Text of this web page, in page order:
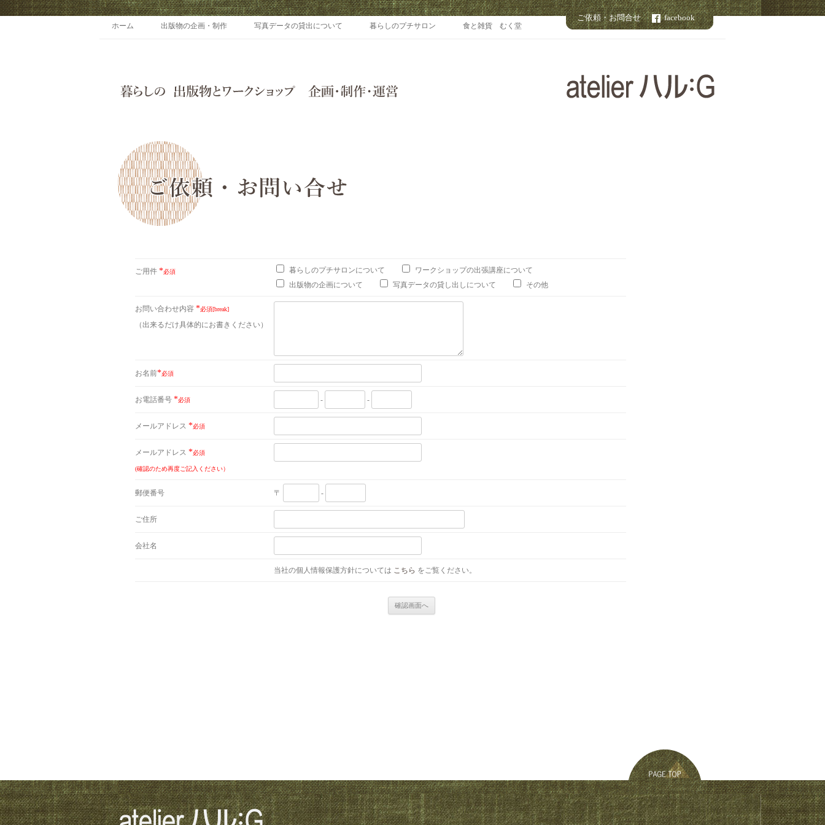
ご依頼・お問合せ facebook
Skip to content
ホーム 出版物の企画・制作 写真データの貸出について 暮らしのプチサロン 食と雑貨 むく堂
ご用件 *必須 暮らしのプチサロンについて
ワークショップの出張講座について
出版物の企画について
写真データの貸し出しについて その他
お問い合わせ内容 *必須[break]
（出来るだけ具体的にお書きください）
お名前*必須
お電話番号 *必須 - -
メールアドレス *必須
メールアドレス *必須
(確認のため再度ご記入ください）
郵便番号 〒 -
ご住所
会社名
当社の個人情報保護方針については こちら をご覧ください。